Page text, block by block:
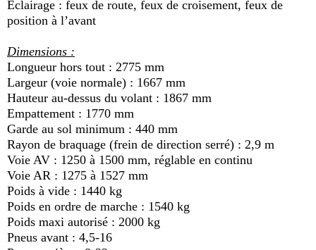
Eclairage : feux de route, feux de croisement, feux de
position à l’avant
Dimensions :
Longueur hors tout : 2775 mm
Largeur (voie normale) : 1667 mm
Hauteur au-dessus du volant : 1867 mm
Empattement : 1770 mm
Garde au sol minimum : 440 mm
Rayon de braquage (frein de direction serré) : 2,9 m
Voie AV : 1250 à 1500 mm, réglable en continu
Voie AR : 1275 à 1527 mm
Poids à vide : 1440 kg
Poids en ordre de marche : 1540 kg
Poids maxi autorisé : 2000 kg
Pneus avant : 4,5-16